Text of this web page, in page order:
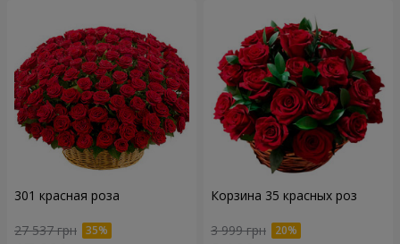
301 красная роза
27 537 грн
Корзина 35 красных роз
3 999 грн